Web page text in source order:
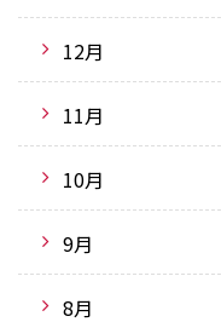
12月
11月
10月
9月
8月